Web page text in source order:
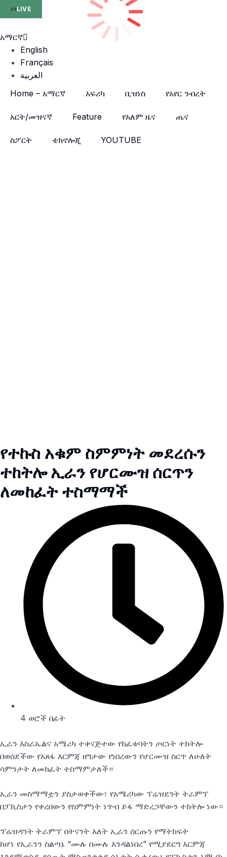
LIVE
አማርኛ
English
Français
العربية
Home – አማርኛ
አፍሪካ ቢዝነስ የአየር ንብረት
አርት/መዝናኛ Feature የአለም ዜና ጤና
ስፖርት ቴክኖሎጂ YOUTUBE
የተኩስ አቁም ስምምነት መደረሱን
ተከትሎ ኢራን የሆርሙዝ ሰርጥን
ለመከፈት ተስማማች
4 ወሮች በፊት
ኢራን እስራኤልና አሜሪካ ተቀናጅተው የከፈቱባትን ጦርነት ተከትሎ
በወሰደችው የአጸፋ እርምጃ ዘግታው የነበረውን የሆርሙዝ ስርጥ ለሁለት
ሳምንታት ለመክፈት ተስማምታለች።
ኢራን መስማማቷን ያስታወቀችው፣ የአሜሪካው ፕሬዝደንት ትራምፕ
በፓኪስታን የቀረበውን የስምምነት ነጥብ ይፋ ማድረጋቸውን ተከትሎ ነው።
ፕሬዝዳንት ትራምፕ በትናንት እለት ኢራን ሰርጡን የማትከፍት
ከሆነ የኢራንን ስልጣኔ “ሙሉ በሙሉ እንዳልነበረ” የሚያደርግ እርምጃ